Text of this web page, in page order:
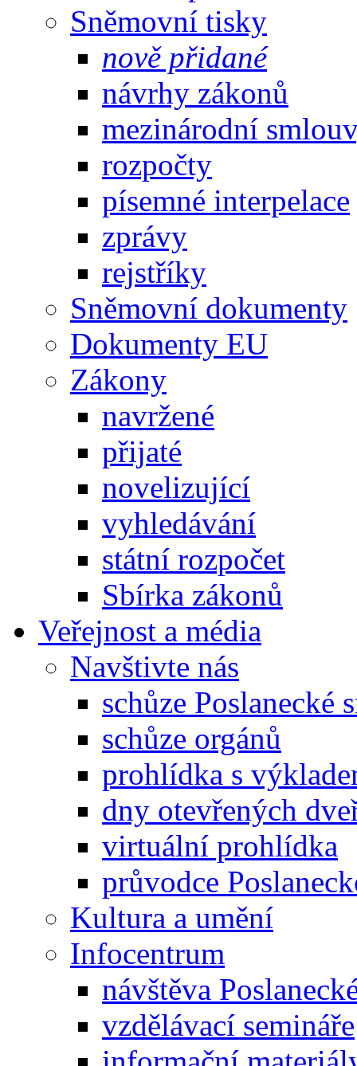
Sněmovní tisky
nově přidané
návrhy zákonů
mezinárodní
rozpočty
písemné interpelace
zprávy
rejstříky
Sněmovní dokumenty
Dokumenty EU
Zákony
navržené
přijaté
novelizující
vyhledávání
státní rozpočet
Sbírka zákonů
Veřejnost a média
Navštivte nás
schůze Poslanecké
schůze orgánů
prohlídka s
dny otevřených
virtuální prohlídka
průvodce
Kultura a umění
Infocentrum
návštěva
vzdělávací semináře